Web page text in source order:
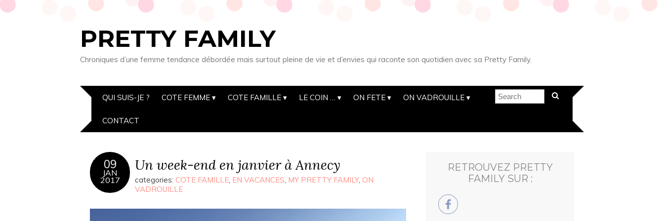
PRETTY FAMILY
Chroniques d’une femme tendance débordée mais surtout pleine de vie et d’envies qui raconte son quotidien avec sa Pretty Family.
QUI SUIS-JE ? COTE FEMME COTE FAMILLE LE COIN … ON FETE ON VADROUILLE
CONTACT
09
JAN
2017
Un week-end en janvier à Annecy
categories: COTE FAMILLE, EN VACANCES, MY PRETTY FAMILY, ON
VADROUILLE
RETROUVEZ PRETTY
FAMILY SUR :